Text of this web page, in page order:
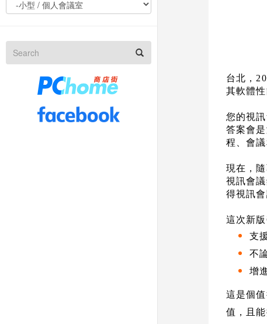
台北，
其軟體性
您的視
答案會
程、會
現在，
視訊會
得視訊會
這次新
支
不
增
這是個
值，且